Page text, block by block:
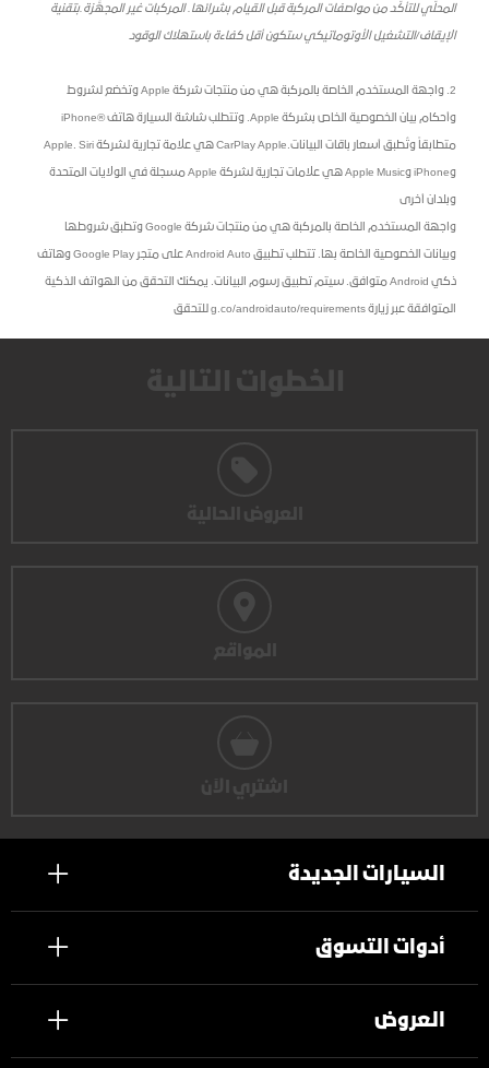
المحلّي للتأكّد من مواصفات المركبة قبل القيام بشرائها. المركبات غير المجهَّزة.بتقنية
الإيقاف/التشغيل الأوتوماتيكي ستكون أقل كفاءة باستهلاك الوقود
2. واجهة المستخدم الخاصة بالمركبة هي من منتجات شركة Apple وتخضع لشروط
وأحكام بيان الخصوصية الخاص بشركة Apple. وتتطلب شاشة السيارة هاتف ®iPhone
متطابقاً وتُطبق أسعار باقات البيانات.CarPlay Apple هي علامة تجارية لشركة Apple. Siri
وiPhone وApple Music هي علامات تجارية لشركة Apple مسجلة في الولايات المتحدة
وبلدان أخرى
واجهة المستخدم الخاصة بالمركبة هي من منتجات شركة Google وتطبق شروطها
وبيانات الخصوصية الخاصة بها. تتطلب تطبيق Android Auto على متجر Google Play وهاتف
ذكي Android متوافق. سيتم تطبيق رسوم البيانات. يمكنك التحقق من الهواتف الذكية
المتوافقة عبر زيارة g.co/androidauto/requirements للتحقق
الخطوات التالية
العروض الحالية
المواقع
السيارات الجديدة
أدوات التسوق
العروض